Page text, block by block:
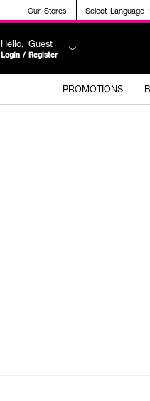
Our Stores Select Language :
Hello, Guest
Login / Register
PROMOTIONS